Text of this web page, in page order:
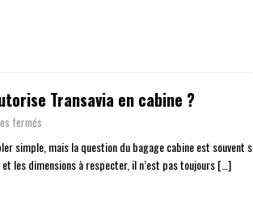
Transavia en cabine ?
fermés
simple, mais la question du bagage cabine est
les dimensions à respecter, il n’est pas toujours[…]